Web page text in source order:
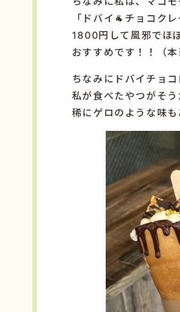
「ドバイ🐐チョコク
1800円して風邪でほ
おすすめです！！（
ちなみにドバイチョ
私が食べたやつがそう
稀にゲロのような味